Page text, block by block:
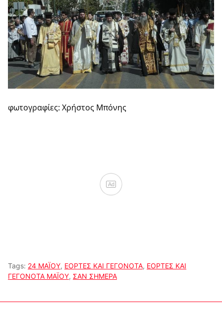
φωτογραφίες: Χρήστος Μπόνης
Ad
Tags: 24 ΜΑΪΟΥ, ΕΟΡΤΕΣ ΚΑΙ ΓΕΓΟΝΟΤΑ, ΕΟΡΤΕΣ ΚΑΙ
ΓΕΓΟΝΟΤΑ ΜΑΪΟΥ, ΣΑΝ ΣΗΜΕΡΑ